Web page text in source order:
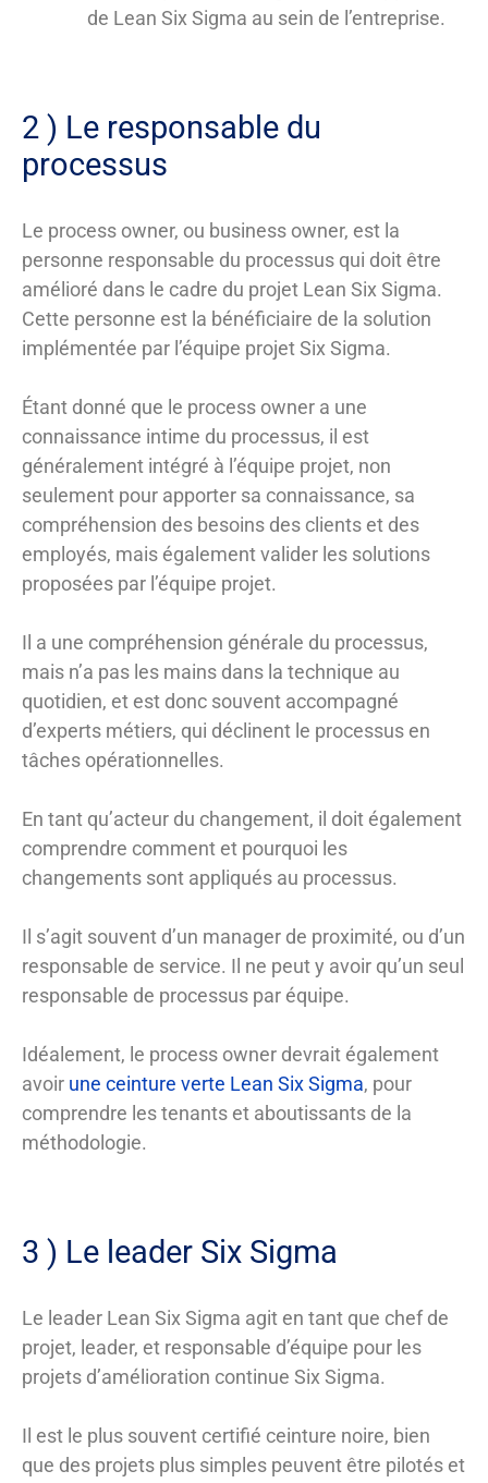
de Lean Six Sigma au sein de l’entreprise.
2 ) Le responsable du
processus
Le process owner, ou business owner, est la
personne responsable du processus qui doit être
amélioré dans le cadre du projet Lean Six Sigma.
Cette personne est la bénéficiaire de la solution
implémentée par l’équipe projet Six Sigma.
Étant donné que le process owner a une
connaissance intime du processus, il est
généralement intégré à l’équipe projet, non
seulement pour apporter sa connaissance, sa
compréhension des besoins des clients et des
employés, mais également valider les solutions
proposées par l’équipe projet.
Il a une compréhension générale du processus,
mais n’a pas les mains dans la technique au
quotidien, et est donc souvent accompagné
d’experts métiers, qui déclinent le processus en
tâches opérationnelles.
En tant qu’acteur du changement, il doit également
comprendre comment et pourquoi les
changements sont appliqués au processus.
Il s’agit souvent d’un manager de proximité, ou d’un
responsable de service. Il ne peut y avoir qu’un seul
responsable de processus par équipe.
Idéalement, le process owner devrait également
avoir une ceinture verte Lean Six Sigma, pour
comprendre les tenants et aboutissants de la
méthodologie.
3 ) Le leader Six Sigma
Le leader Lean Six Sigma agit en tant que chef de
projet, leader, et responsable d’équipe pour les
projets d’amélioration continue Six Sigma.
Il est le plus souvent certifié ceinture noire, bien
que des projets plus simples peuvent être pilotés et